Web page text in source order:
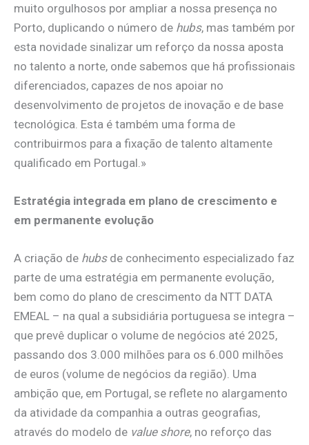
muito orgulhosos por ampliar a nossa presença no
Porto, duplicando o número de hubs, mas também por
esta novidade sinalizar um reforço da nossa aposta
no talento a norte, onde sabemos que há profissionais
diferenciados, capazes de nos apoiar no
desenvolvimento de projetos de inovação e de base
tecnológica. Esta é também uma forma de
contribuirmos para a fixação de talento altamente
qualificado em Portugal.»
Estratégia integrada em plano de crescimento e
em permanente evolução
A criação de hubsde conhecimento especializado faz
parte de uma estratégia em permanente evolução,
bem como do plano de crescimento da NTT DATA
EMEAL – na qual a subsidiária portuguesa se integra –
que prevê duplicar o volume de negócios até 2025,
passando dos 3.000 milhões para os 6.000 milhões
de euros (volume de negócios da região). Uma
ambição que, em Portugal, se reflete no alargamento
da atividade da companhia a outras geografias,
através do modelo de value shore, no reforço das